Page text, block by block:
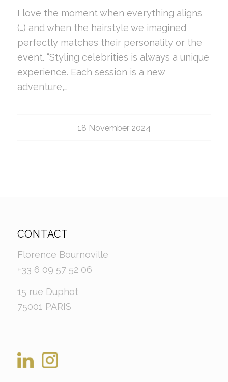
I love the moment when everything aligns
(…) and when the hairstyle we imagined
perfectly matches their personality or the
event. “Styling celebrities is always a unique
experience. Each session is a new
adventure,…
18 November 2024
CONTACT
Florence Bournoville
+33 6 09 57 52 06
15 rue Duphot
75001 PARIS